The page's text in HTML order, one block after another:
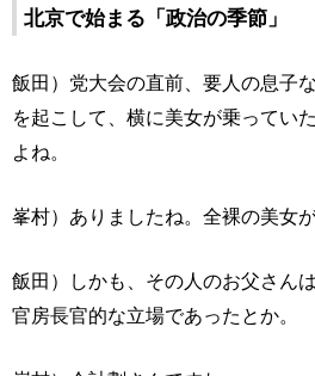
北京で始まる「政治の季節」
飯田）党大会の直前、要人の息子
を起こして、横に美女が乗ってい
よね。
峯村）ありましたね。全裸の美女
飯田）しかも、その人のお父さん
官房長官的な立場であったとか。